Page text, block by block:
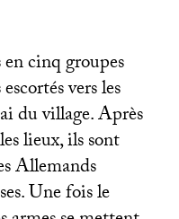
cinq groupes
vers les
du village. Après
lieux, ils sont
Allemands
Une fois le